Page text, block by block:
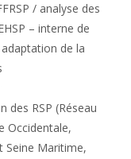
/ analyse des
– interne de
de la
des RSP (Réseau
Occidentale,
Seine Maritime,